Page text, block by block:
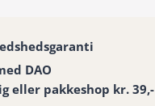
DAO
eller pakkeshop kr. 39,-